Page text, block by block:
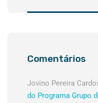
Comentários
Jovino Pereira
do Programa Grupo